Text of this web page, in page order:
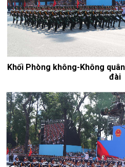
Khối Phòng không-Không
đài